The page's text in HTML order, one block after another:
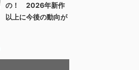
の！ 2026年新作
以上に今後の動向が